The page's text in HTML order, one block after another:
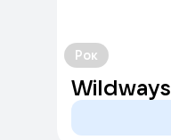
Рок
Wildways